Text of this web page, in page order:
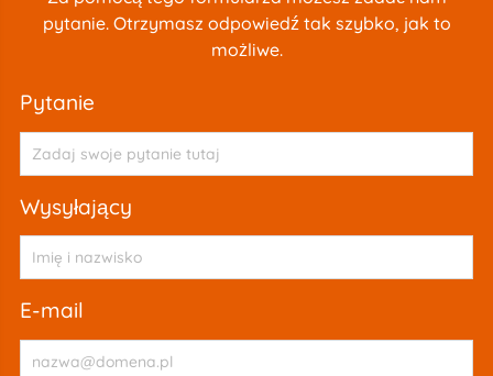
pytanie. Otrzymasz odpowiedź tak szybko, jak to
możliwe.
pytanie
wysyłający
e-mail